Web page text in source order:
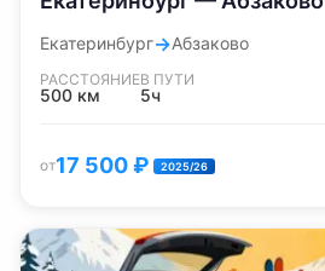
Екатеринбург→Абзаково
РАССТОЯНИЕ
500 км
В ПУТИ
5ч
от17 500₽ 2025/26